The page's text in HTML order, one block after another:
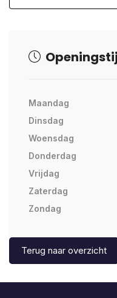
Maandag
Dinsdag
Woensdag
Donderdag
Vrijdag
Zaterdag
Zondag
Terug naar overzicht